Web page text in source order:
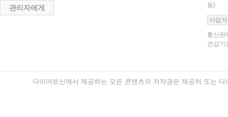
관리자에게
동)
사업
통신판
건강기
다이어트신에서 제공하는 모든 콘텐츠의 저작권은 제공처 또는